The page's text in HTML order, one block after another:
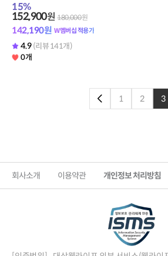
15%
152,900원 180,000원
142,190원 W멤버십 적용가
4.9 (리뷰 141개)
0개
이전페이지로
1 2 3
회사소개 이용약관 개인정보 처리방침